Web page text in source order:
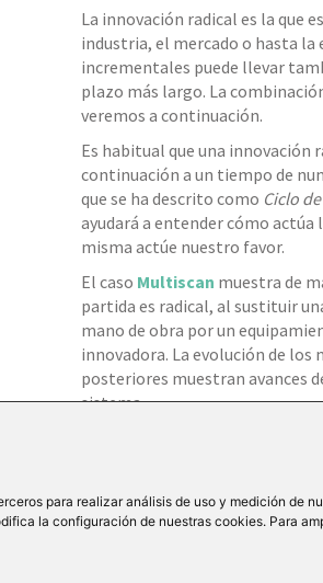
para realizar análisis de uso y medición de
la configuración de nuestras cookies. Para
La innovación radical es la que
industria, el mercado o hasta la
incrementales puede llevar
plazo más largo. La
veremos a continuación.
Es habitual que una innovación
continuación a un tiempo de
que se ha descrito como Ciclo
ayudará a entender cómo actúa
misma actúe nuestro favor.
El caso Multiscan muestra de
partida es radical, al sustituir
mano de obra por un
innovadora. La evolución de los
posteriores muestran avances
sistema.